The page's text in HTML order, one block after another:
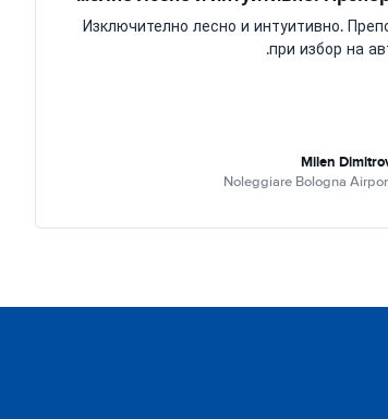
Изключително лесно и интуитивно.
при избор на
Milen
Noleggiare Bologna